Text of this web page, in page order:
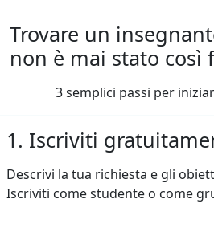
Trovare un
non è mai stato così
3 semplici passi per
1. Iscriviti
Descrivi la tua richiesta e gli
Iscriviti come studente o come